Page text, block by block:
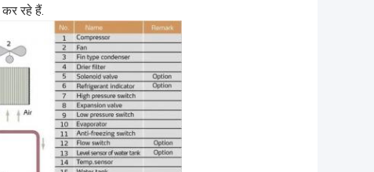
रहे हैं.